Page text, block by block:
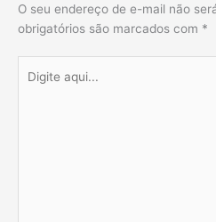
O seu endereço de e-mail não
obrigatórios são marcados com *
aqui...